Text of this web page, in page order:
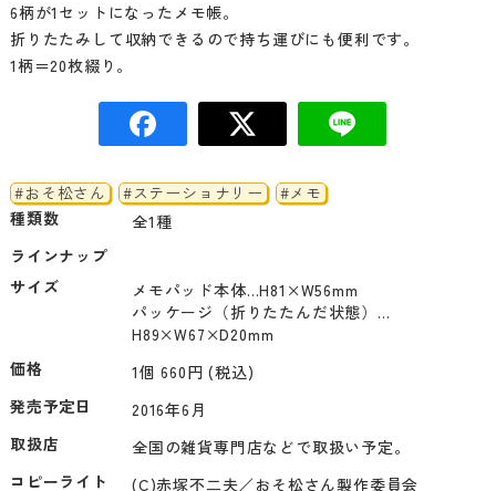
6柄が1セットになったメモ帳。
折りたたみして収納できるので持ち運びにも便利です。
1柄＝20枚綴り。
#おそ松さん #ステーショナリー
#メモ
種類数
全1種
ラインナップ
サイズ
メモパッド本体…H81×W56mm
パッケージ（折りたたんだ状態）…
H89×W67×D20mm
価格
1個 660円 (税込)
発売予定日
2016年6月
取扱店
コピーライト
(C)赤塚不二夫／おそ松さん製作委員会